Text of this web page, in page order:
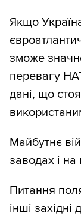
Якщо
зможе
перевагу
дані, що
Майбутнє
заводах і на
Питання
інші